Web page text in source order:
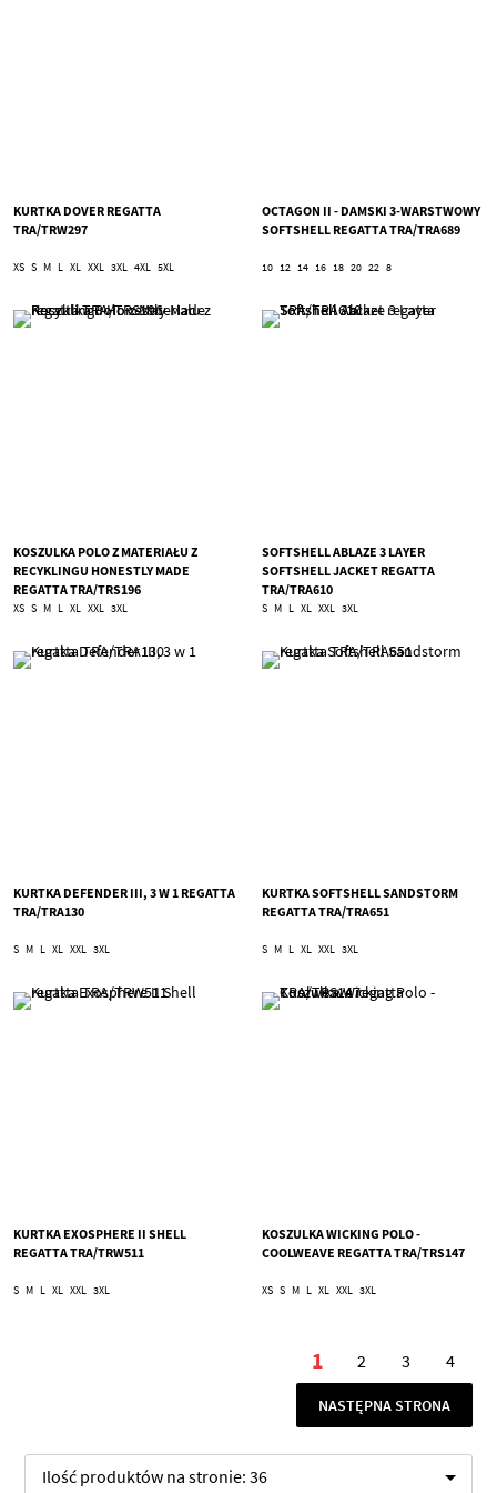
KURTKA DOVER REGATTA
TRA/TRW297
XS S M L XL XXL 3XL 4XL 5XL
OCTAGON II - DAMSKI 3-WARSTWOWY
SOFTSHELL REGATTA TRA/TRA689
10 12 14 16 18 20 22 8
KOSZULKA POLO Z MATERIAŁU Z
RECYKLINGU HONESTLY MADE
REGATTA TRA/TRS196
XS S M L XL XXL 3XL
SOFTSHELL ABLAZE 3 LAYER
SOFTSHELL JACKET REGATTA
TRA/TRA610
S M L XL XXL 3XL
KURTKA DEFENDER III, 3 W 1 REGATTA
TRA/TRA130
S M L XL XXL 3XL
KURTKA SOFTSHELL SANDSTORM
REGATTA TRA/TRA651
S M L XL XXL 3XL
KURTKA EXOSPHERE II SHELL
REGATTA TRA/TRW511
S M L XL XXL 3XL
KOSZULKA WICKING POLO -
COOLWEAVE REGATTA TRA/TRS147
XS S M L XL XXL 3XL
Aktualnie czytasz
1 Strona
2 Strona
3 4
STRONA
NASTĘPNA STRONA
Ilość produktów na stronie: 36